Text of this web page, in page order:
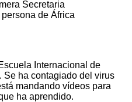
Secretaria
de África
Internacional de
Se ha contagiado del virus
mandando vídeos para
ha aprendido.